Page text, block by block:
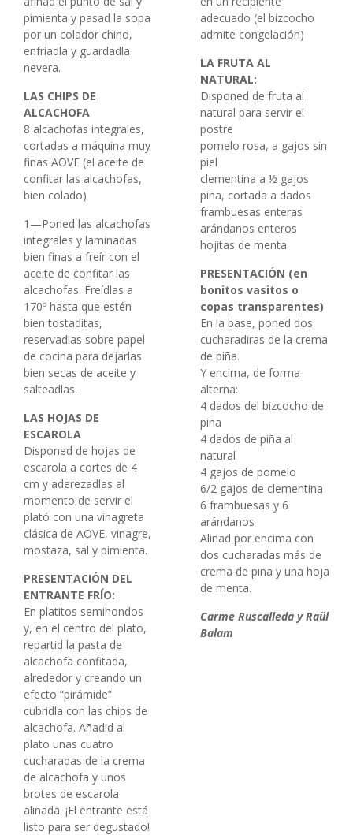
pimienta y pasad la sopa
por un colador chino,
enfriadla y guardadla
nevera.
LAS CHIPS DE
ALCACHOFA
8 alcachofas integrales,
cortadas a máquina muy
finas AOVE (el aceite de
confitar las alcachofas,
bien colado)
1—Poned las alcachofas
integrales y laminadas
bien finas a freír con el
aceite de confitar las
alcachofas. Freídlas a
170º hasta que estén
bien tostaditas,
reservadlas sobre papel
de cocina para dejarlas
bien secas de aceite y
salteadlas.
LAS HOJAS DE
ESCAROLA
Disponed de hojas de
escarola a cortes de 4
cm y aderezadlas al
momento de servir el
plató con una vinagreta
clásica de AOVE, vinagre,
mostaza, sal y pimienta.
PRESENTACIÓN DEL
ENTRANTE FRÍO:
En platitos semihondos
y, en el centro del plato,
repartid la pasta de
alcachofa confitada,
alrededor y creando un
efecto “pirámide”
cubridla con las chips de
alcachofa. Añadid al
plato unas cuatro
cucharadas de la crema
de alcachofa y unos
brotes de escarola
aliñada. ¡El entrante está
listo para ser degustado!
adecuado (el bizcocho
admite congelación)
LA FRUTA AL
NATURAL:
Disponed de fruta al
natural para servir el
postre
pomelo rosa, a gajos sin
piel
clementina a ½ gajos
piña, cortada a dados
frambuesas enteras
arándanos enteros
hojitas de menta
PRESENTACIÓN (en
bonitos vasitos o
copas transparentes)
En la base, poned dos
cucharadiras de la crema
de piña.
Y encima, de forma
alterna:
4 dados del bizcocho de
piña
4 dados de piña al
natural
4 gajos de pomelo
6/2 gajos de clementina
6 frambuesas y 6
arándanos
Aliñad por encima con
dos cucharadas más de
crema de piña y una hoja
de menta.
Carme Ruscalleda y Raül
Balam